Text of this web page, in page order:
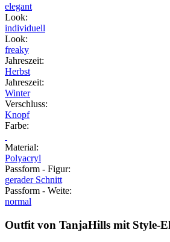
elegant
Look:
individuell
Look:
freaky
Jahreszeit:
Herbst
Jahreszeit:
Winter
Verschluss:
Knopf
Farbe:
Material:
Polyacryl
Passform - Figur:
gerader Schnitt
Passform - Weite:
normal
Outfit von TanjaHills mit Style-